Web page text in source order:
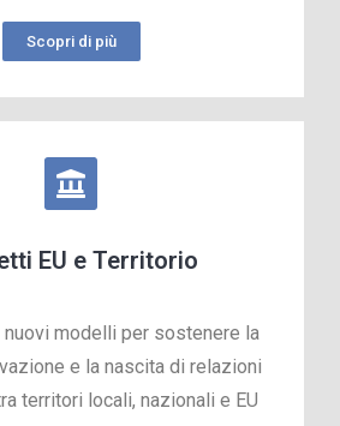
Scopri di più
EU e Territorio
nuovi modelli per sostenere la
e la nascita di relazioni
territori locali, nazionali e EU